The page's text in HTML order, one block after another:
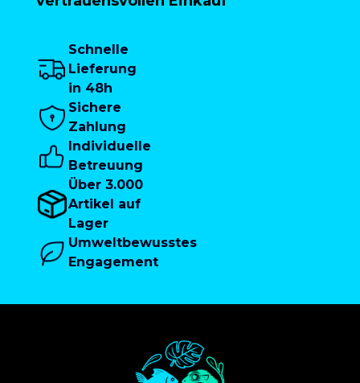
Schnelle
Lieferung
in 48h
Sichere
Zahlung
Individuelle
Betreuung
Über 3.000
Artikel auf
Lager
Umweltbewusstes
Engagement